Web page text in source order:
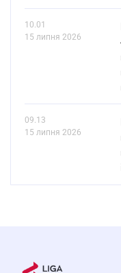
10.01
15 липня 2026
09.13
15 липня 2026